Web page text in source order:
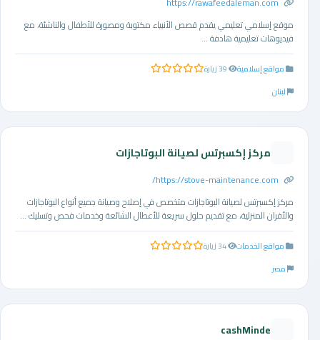
موقع إسلامي تعليمي يقدم قصص الأنبياء مكتوبة ومصورة للأطفال والناشئة، مع
فيديوهات تعليمية هادفة ...
مواقع إسلامية 0.0 من 5 نجوم
لبنان
مركز إكسبرتس لصيانة البوتاجازات
https://stove-maintenance.com/
مركز إكسبرتس لصيانة البوتاجازات متخصص في إصلاح وصيانة جميع أنواع البوتاجازات
والأفران المنزلية، مع تقديم حلول سريعة للأعطال الشائعة وخدمات فحص وتسليك ...
مواقع الخدمات 0.0 من 5 نجوم
مصر
cashMinde